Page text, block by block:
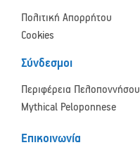
Πολιτική Απορρήτου
Cookies
Σύνδεσμοι
Περιφέρεια Πελοποννήσου
Mythical Peloponnese
Επικοινωνία